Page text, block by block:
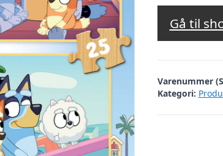
Gå til
Varenummer
Kategori: